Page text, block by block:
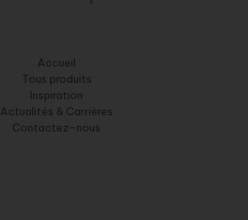
Accueil
Tous produits
Inspiration
Actualités & Carrières
Contactez-nous